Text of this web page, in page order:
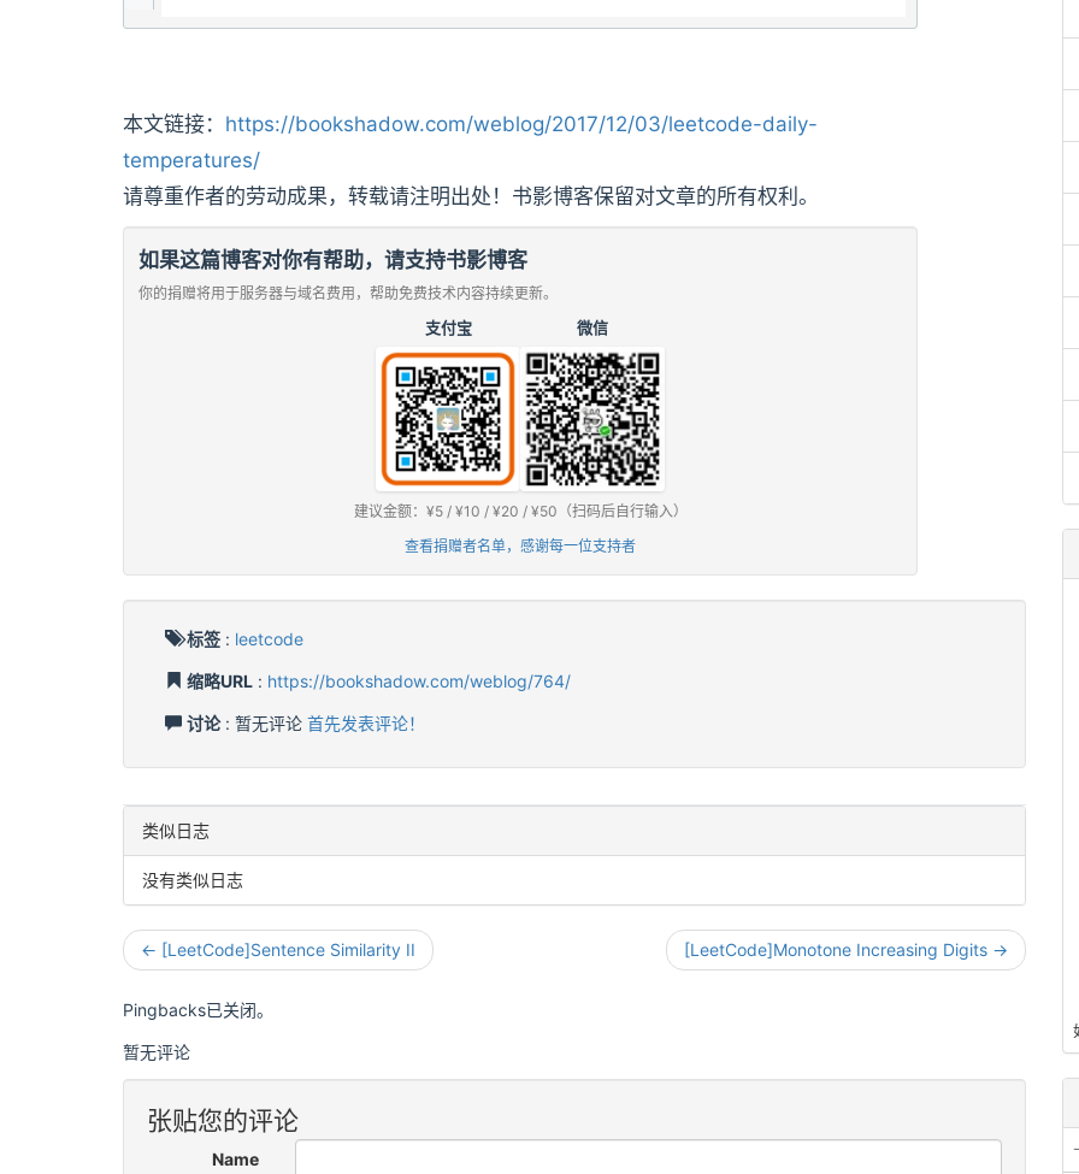
本文链接： https://bookshadow.com/weblog/2017/12/03/leetcode-daily-
temperatures/
请尊重作者的劳动成果，转载请注明出处！书影博客保留对文章的所有权利。
如果这篇博客对你有帮助，请支持书影博客
你的捐赠将用于服务器与域名费用，帮助免费技术内容持续更新。
支付宝 微信
建议金额：¥5 / ¥10 / ¥20 / ¥50（扫码后自行输入）
查看捐赠者名单，感谢每一位支持者
标签 : leetcode
缩略URL : https://bookshadow.com/weblog/764/
讨论: 暂无评论 首先发表评论！
类似日志
没有类似日志
[LeetCode]Monotone Increasing Digits →
← [LeetCode]Sentence Similarity II
Pingbacks已关闭。
暂无评论
张贴您的评论
Name